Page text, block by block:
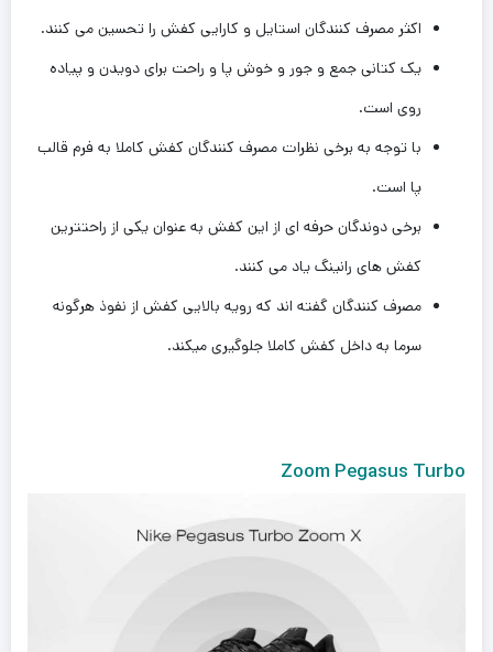
اکثر مصرف کنندگان استایل و کارایی کفش را تحسین می کنند.
یک کتانی جمع و جور و خوش پا و راحت برای دویدن و پیاده
روی است.
با توجه به برخی نظرات مصرف کنندگان کفش کاملا به فرم قالب
پا است.
برخی دوندگان حرفه ای از این کفش به عنوان یکی از راحتترین
کفش های رانینگ یاد می کنند.
مصرف کنندگان گفته اند که رویه بالایی کفش از نفوذ هرگونه
سرما به داخل کفش کاملا جلوگیری میکند.
Zoom Pegasus Turbo